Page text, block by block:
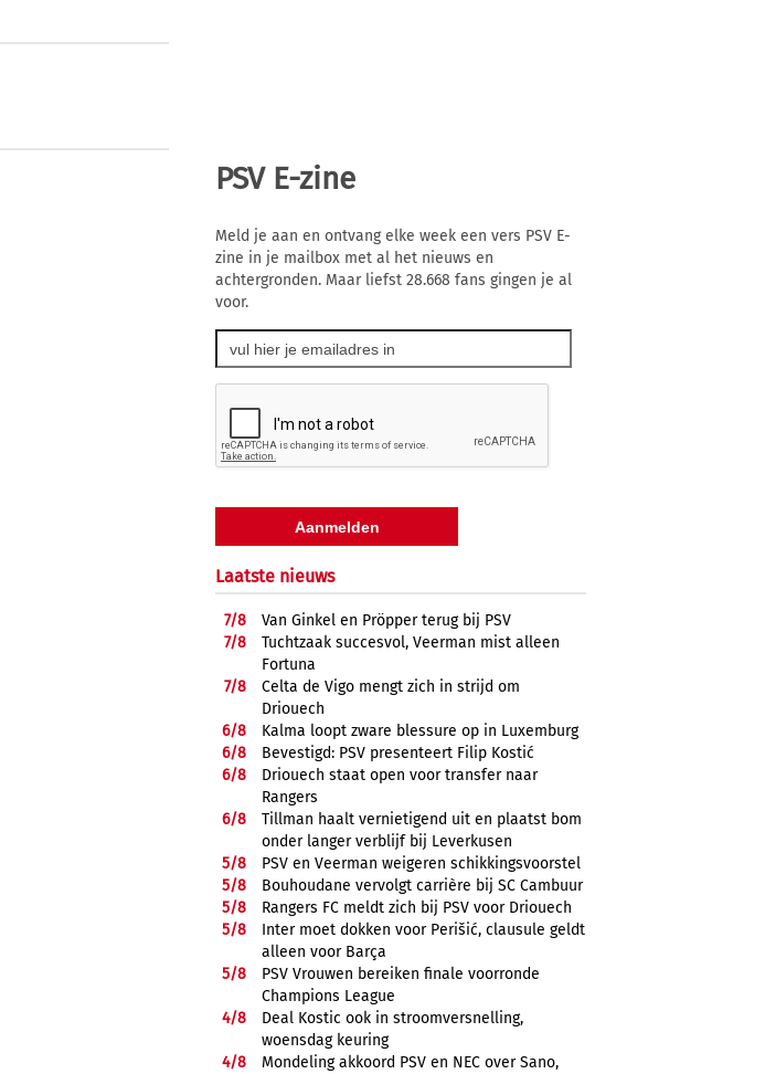
PSV E-zine
Meld je aan en ontvang elke week een vers PSV E-
zine in je mailbox met al het nieuws en
achtergronden. Maar liefst 28.668 fans gingen je al
voor.
Laatste nieuws
7/8
Van Ginkel en Pröpper terug bij PSV
7/8
Tuchtzaak succesvol, Veerman mist alleen
Fortuna
7/8
Celta de Vigo mengt zich in strijd om
Driouech
6/8
Kalma loopt zware blessure op in Luxemburg
6/8
Bevestigd: PSV presenteert Filip Kostić
6/8
Driouech staat open voor transfer naar
Rangers
6/8
Tillman haalt vernietigend uit en plaatst bom
onder langer verblijf bij Leverkusen
5/8
PSV en Veerman weigeren schikkingsvoorstel
5/8
Bouhoudane vervolgt carrière bij SC Cambuur
5/8
Rangers FC meldt zich bij PSV voor Driouech
5/8
Inter moet dokken voor Perišić, clausule geldt
alleen voor Barça
5/8
PSV Vrouwen bereiken finale voorronde
Champions League
4/8
Deal Kostic ook in stroomversnelling,
woensdag keuring
4/8
Mondeling akkoord PSV en NEC over Sano,